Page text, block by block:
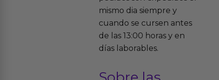
mismo dia siempre y
cuando se cursen antes
de las 13:00 horas y en
días laborables.